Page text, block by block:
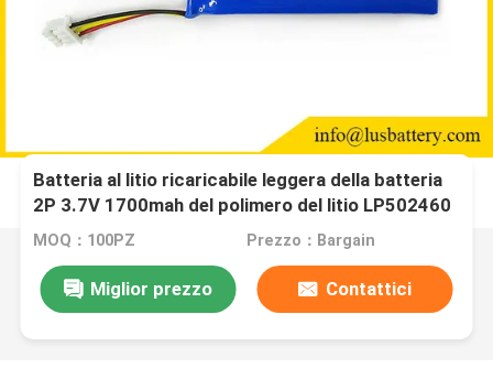
Batteria al litio ricaricabile leggera della batteria
2P 3.7V 1700mah del polimero del litio LP502460
MOQ：100PZ Prezzo：Bargain
Miglior prezzo Contattici